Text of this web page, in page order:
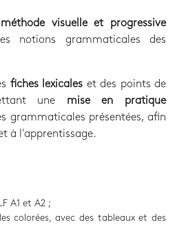
méthode visuelle et progressive
notions grammaticales des
fiches lexicales et des points de
une mise en pratique
grammaticales présentées, afin
à l'apprentissage.
A1 et A2 ;
colorées, avec des tableaux et des